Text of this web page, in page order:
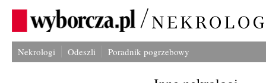
Nekrologi Odeszli Poradnik pogrzebowy